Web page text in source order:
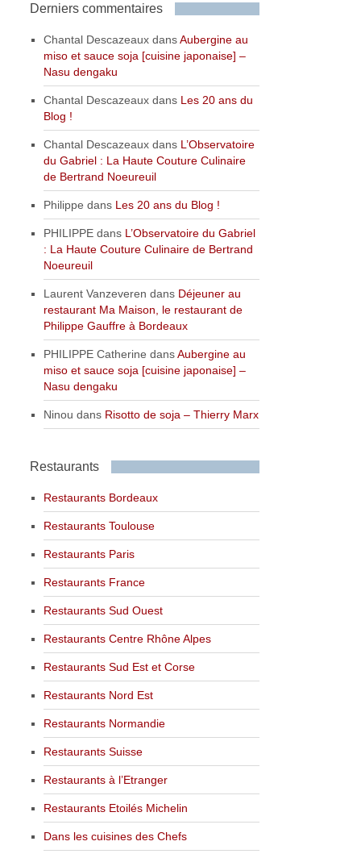
Derniers commentaires
Chantal Descazeaux dansAubergine au
miso et sauce soja [cuisine japonaise] –
Nasu dengaku
Chantal Descazeaux dans Les 20 ans du
Blog !
Chantal Descazeaux dans L’Observatoire
du Gabriel : La Haute Couture Culinaire
de Bertrand Noeureuil
Philippe dans Les 20 ans du Blog !
PHILIPPE dans L’Observatoire du Gabriel
: La Haute Couture Culinaire de Bertrand
Noeureuil
Laurent Vanzeveren dans Déjeuner au
restaurant Ma Maison, le restaurant de
Philippe Gauffre à Bordeaux
PHILIPPE Catherine dansAubergine au
miso et sauce soja [cuisine japonaise] –
Nasu dengaku
Ninou dans Risotto de soja – Thierry Marx
Restaurants
Restaurants Bordeaux
Restaurants Toulouse
Restaurants Paris
Restaurants France
Restaurants Sud Ouest
Restaurants Centre Rhône Alpes
Restaurants Sud Est et Corse
Restaurants Nord Est
Restaurants Normandie
Restaurants Suisse
Restaurants à l’Etranger
Restaurants Etoilés Michelin
Dans les cuisines des Chefs